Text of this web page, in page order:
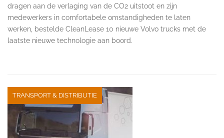
dragen aan de verlaging van de CO2 uitstoot en zijn
medewerkers in comfortabele omstandigheden te laten
werken, bestelde CleanLease 10 nieuwe Volvo trucks met de
laatste nieuwe technologie aan boord.
TRANSPORT & DISTRIBUTIE